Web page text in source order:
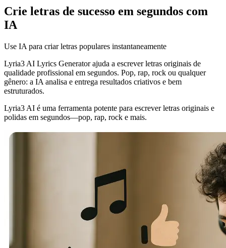
Crie letras de sucesso em segundos com
IA
Use IA para criar letras populares instantaneamente
Lyria3 AI Lyrics Generator ajuda a escrever letras originais de
qualidade profissional em segundos. Pop, rap, rock ou qualquer
gênero: a IA analisa e entrega resultados criativos e bem
estruturados.
Lyria3 AI é uma ferramenta potente para escrever letras originais e
polidas em segundos—pop, rap, rock e mais.